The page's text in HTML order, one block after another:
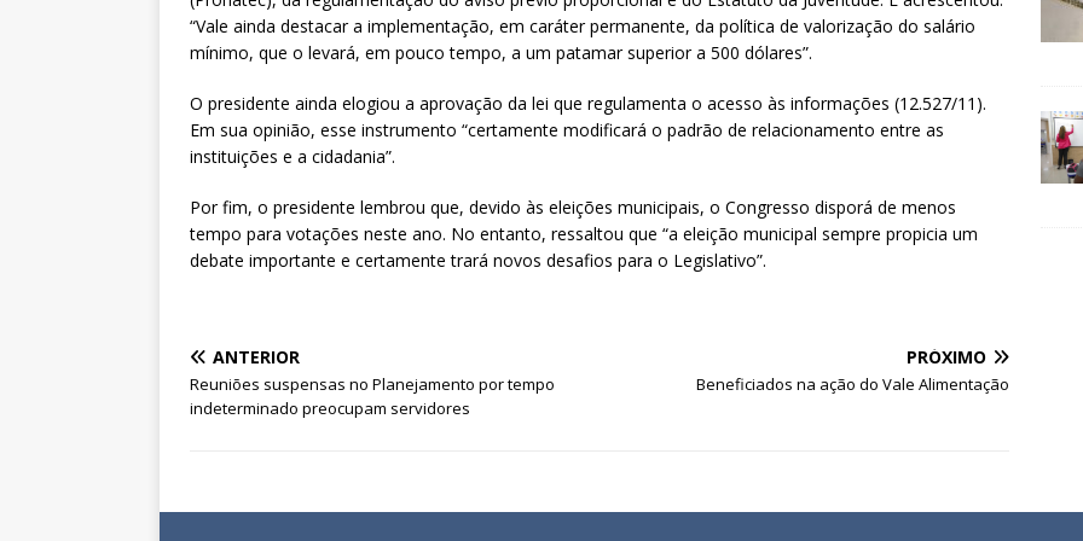
“Vale ainda destacar a implementação, em caráter permanente, da política de valorização do salário
mínimo, que o levará, em pouco tempo, a um patamar superior a 500 dólares”.
O presidente ainda elogiou a aprovação da lei que regulamenta o acesso às informações (12.527/11).
Em sua opinião, esse instrumento “certamente modificará o padrão de relacionamento entre as
instituições e a cidadania”.
Por fim, o presidente lembrou que, devido às eleições municipais, o Congresso disporá de menos
tempo para votações neste ano. No entanto, ressaltou que “a eleição municipal sempre propicia um
debate importante e certamente trará novos desafios para o Legislativo”.
ANTERIOR
Reuniões suspensas no Planejamento por tempo
indeterminado preocupam servidores
PRÓXIMO
Beneficiados na ação do Vale Alimentação